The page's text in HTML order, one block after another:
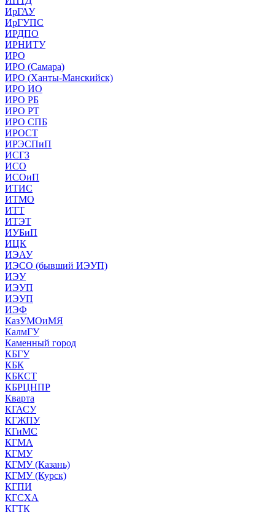
ИрГАУ
ИрГУПС
ИРДПО
ИРНИТУ
ИРО
ИРО (Самара)
ИРО (Ханты-Манскийск)
ИРО ИО
ИРО РБ
ИРО РТ
ИРО СПБ
ИРОСТ
ИРЭСПиП
ИСГЗ
ИСО
ИСОиП
ИТИС
ИТМО
ИТТ
ИТЭТ
ИУБиП
ИЦК
ИЭАУ
ИЭСО (бывший ИЭУП)
ИЭУ
ИЭУП
ИЭУП
ИЭФ
КазУМОиМЯ
КалмГУ
Каменный город
КБГУ
КБК
КБКСТ
КБРЦНПР
Кварта
КГАСУ
КГЖПУ
КГиМС
КГМА
КГМУ
КГМУ (Казань)
КГМУ (Курск)
КГПИ
КГСХА
КГТК